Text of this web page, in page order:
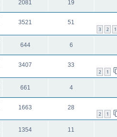
19
2081
1
2
3
51
3521
6
644
1
2
33
3407
4
661
1
2
28
1663
11
1354